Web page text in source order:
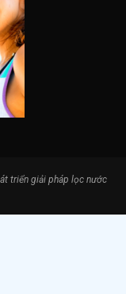
triển giải pháp lọc nước